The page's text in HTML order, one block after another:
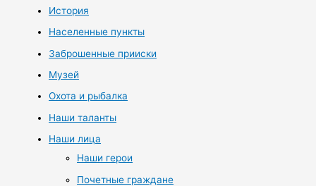
История
Населенные пункты
Заброшенные прииски
Музей
Охота и рыбалка
Наши таланты
Наши лица
Наши герои
Почетные граждане